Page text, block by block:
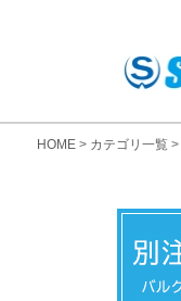
HOME カテゴリ一覧